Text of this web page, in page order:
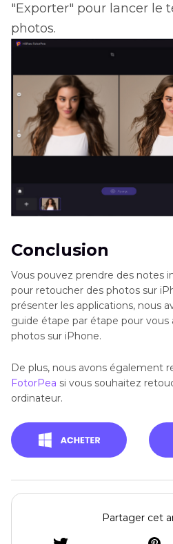
"Exporter" pour lancer le
photos.
Conclusion
Vous pouvez prendre des notes
pour retoucher des photos sur
présenter les applications, nous
guide étape par étape pour vous
photos sur iPhone.
De plus, nous avons également
FotorPea si vous souhaitez
ordinateur.
Partager cet